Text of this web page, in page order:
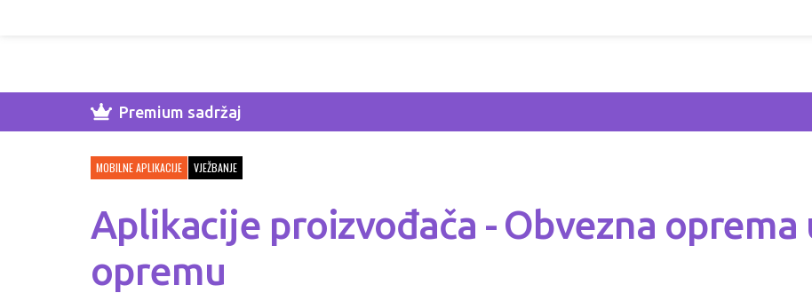
Premium sadržaj
MOBILNE APLIKACIJE VJEŽBANJE
Aplikacije proizvođača - Obvezna oprema
opremu